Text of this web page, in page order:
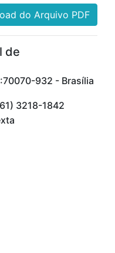
do Arquivo PDF
de
932 - Brasília
3218-1842